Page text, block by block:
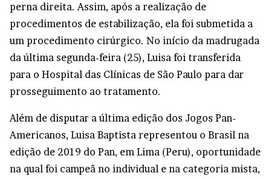
perna direita. Assim, após a realização de
procedimentos de estabilização, ela foi submetida a
um procedimento cirúrgico. No início da madrugada
da última segunda-feira (25), Luisa foi transferida
para o Hospital das Clínicas de São Paulo para dar
prosseguimento ao tratamento.
Além de disputar a última edição dos Jogos Pan-
Americanos, Luisa Baptista representou o Brasil na
edição de 2019 do Pan, em Lima (Peru), oportunidade
na qual foi campeã no individual e na categoria mista,